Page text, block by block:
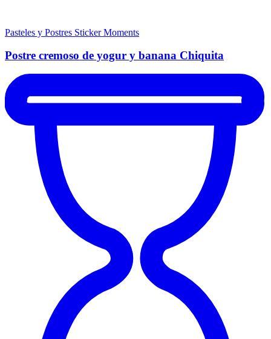
Pasteles y Postres Sticker Moments
Postre cremoso de yogur y banana Chiquita